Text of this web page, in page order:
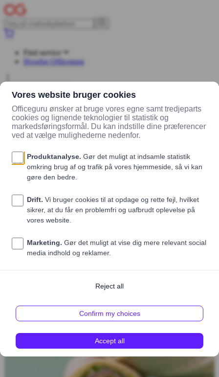
Find service
Hvorfor Officeguru
Markedsplads
Wraps - Skinke, ost og dijonnaise
Wraps - Skinke, ost og dijonnaise